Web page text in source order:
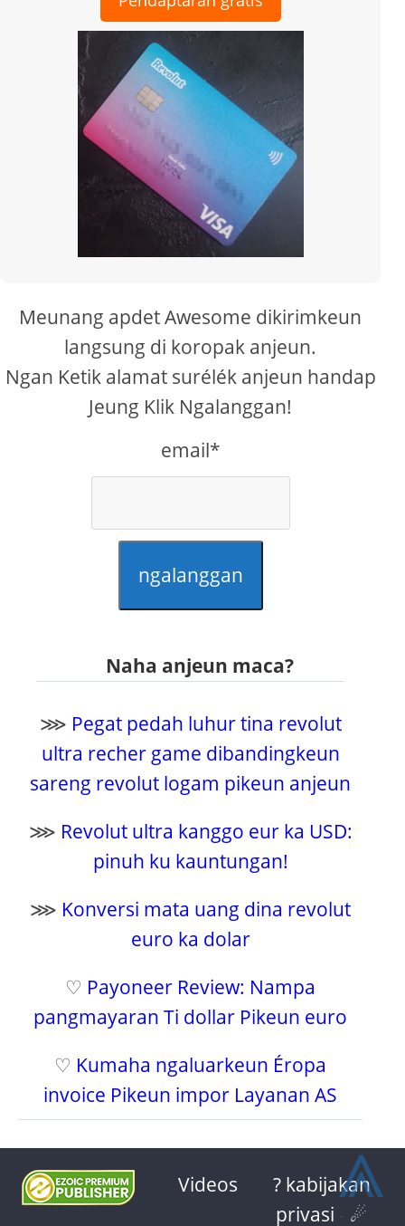
Meunang apdet Awesome dikirimkeun
langsung di koropak anjeun.
Ngan Ketik alamat surélék anjeun handap
Jeung Klik Ngalanggan!
email*
ngalanggan
Naha anjeun maca?
⋙ Pegat pedah luhur tina revolut
ultra recher game dibandingkeun
sareng revolut logam pikeun anjeun
⋙ Revolut ultra kanggo eur ka USD:
pinuh ku kauntungan!
⋙ Konversi mata uang dina revolut
euro ka dolar
♡ Payoneer Review: Nampa
pangmayaran Ti dollar Pikeun euro
♡ Kumaha ngaluarkeun Éropa
invoice Pikeun impor Layanan AS
Videos
? kabijakan
privasi
☄
⩓